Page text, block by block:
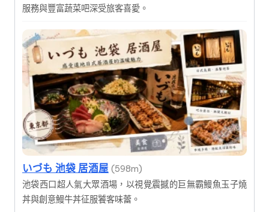
服務與豐富蔬菜吧深受旅客喜愛。
いづも 池袋 居酒屋 (598m)
池袋西口超人氣大眾酒場，以視覺震撼的巨無霸鰻魚玉子燒
丼與創意鰻牛丼征服饕客味蕾。